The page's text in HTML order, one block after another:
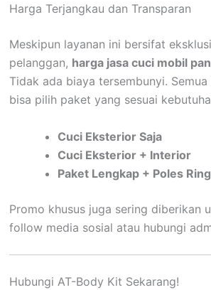
Harga Terjangkau dan Transparan
Meskipun layanan ini bersifat
pelanggan, harga jasa cuci mobil
Tidak ada biaya tersembunyi.
bisa pilih paket yang sesuai
Cuci Eksterior Saja
Cuci Eksterior + Interior
Paket Lengkap + Poles
Promo khusus juga sering diberikan
follow media sosial atau hubungi
Hubungi AT-Body Kit Sekarang!